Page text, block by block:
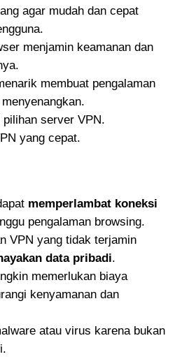
agar mudah dan cepat
menjamin keamanan dan
membuat pengalaman
pilihan server VPN.
yang cepat.
memperlambat koneksi
pengalaman browsing.
VPN yang tidak terjamin
data pribadi.
memerlukan biaya
kenyamanan dan
atau virus karena bukan